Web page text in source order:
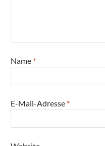
Name *
E-Mail-Adresse *